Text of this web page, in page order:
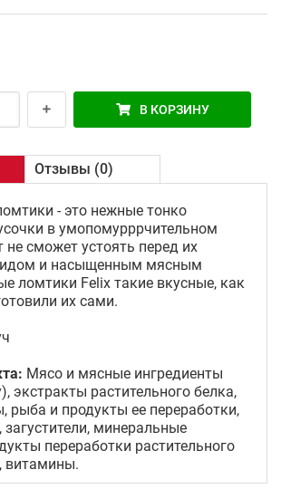
В КОРЗИНУ
Отзывы (0)
- это нежные тонко
в умопомурррчительном
не сможет устоять перед их
и насыщенным мясным
ломтики Felix такие вкусные, как
их сами.
Мясо и мясные ингредиенты
экстракты растительного белка,
рыба и продукты ее переработки,
минеральные
переработки растительного
витамины.